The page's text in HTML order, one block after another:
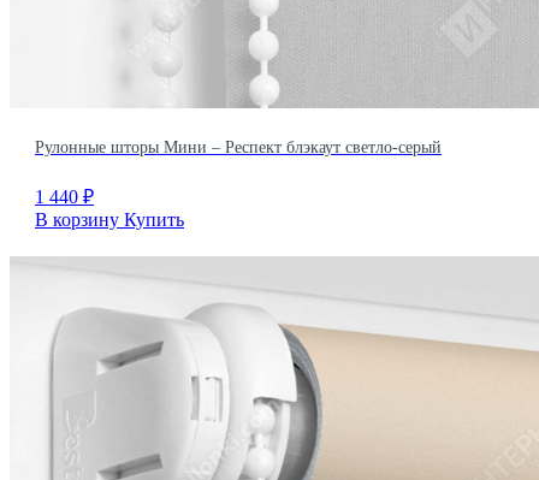
Рулонные шторы Мини – Респект блэкаут светло-серый
1 440 ₽
В корзину Купить